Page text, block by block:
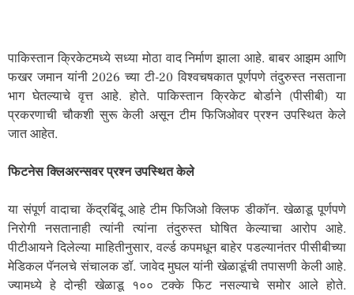
पाकिस्तान क्रिकेटमध्ये सध्या मोठा वाद निर्माण झाला आहे. बाबर आझम आणि
फखर जमान यांनी 2026 च्या टी-20 विश्वचषकात पूर्णपणे तंदुरुस्त नसताना
भाग घेतल्याचे वृत्त आहे. होते. पाकिस्तान क्रिकेट बोर्डाने (पीसीबी) या
प्रकरणाची चौकशी सुरू केली असून टीम फिजिओवर प्रश्न उपस्थित केले
जात आहेत.
फिटनेस क्लिअरन्सवर प्रश्न उपस्थित केले
या संपूर्ण वादाचा केंद्रबिंदू आहे टीम फिजिओ क्लिफ डीकॉन. खेळाडू पूर्णपणे
निरोगी नसतानाही त्यांनी त्यांना तंदुरुस्त घोषित केल्याचा आरोप आहे.
पीटीआयने दिलेल्या माहितीनुसार, वर्ल्ड कपमधून बाहेर पडल्यानंतर पीसीबीच्या
मेडिकल पॅनलचे संचालक डॉ. जावेद मुघल यांनी खेळाडूंची तपासणी केली आहे.
ज्यामध्ये हे दोन्ही खेळाडू १०० टक्के फिट नसल्याचे समोर आले होते.